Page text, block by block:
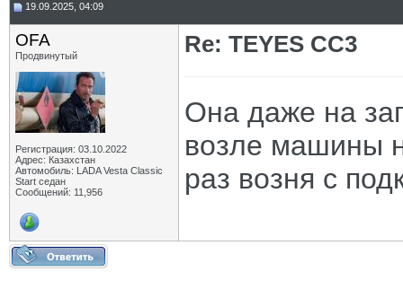
19.09.2025, 04:09
OFA
Продвинутый
Регистрация: 03.10.2022
Адрес: Казахстан
Автомобиль: LADA Vesta Classic
Start седан
Сообщений: 11,956
Re: TEYES CC3
Она даже на
возле машины
раз возня с